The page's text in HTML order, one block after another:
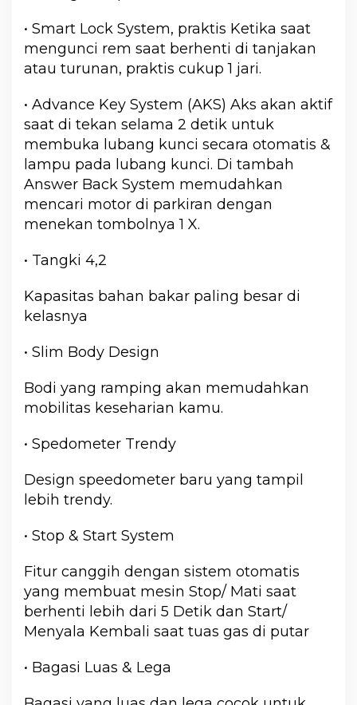
• Smart Lock System, praktis Ketika saat
mengunci rem saat berhenti di tanjakan
atau turunan, praktis cukup 1 jari.
• Advance Key System (AKS) Aks akan aktif
saat di tekan selama 2 detik untuk
membuka lubang kunci secara otomatis &
lampu pada lubang kunci. Di tambah
Answer Back System memudahkan
mencari motor di parkiran dengan
menekan tombolnya 1 X.
• Tangki 4,2
Kapasitas bahan bakar paling besar di
kelasnya
• Slim Body Design
Bodi yang ramping akan memudahkan
mobilitas keseharian kamu.
• Spedometer Trendy
Design speedometer baru yang tampil
lebih trendy.
• Stop & Start System
Fitur canggih dengan sistem otomatis
yang membuat mesin Stop/ Mati saat
berhenti lebih dari 5 Detik dan Start/
Menyala Kembali saat tuas gas di putar
• Bagasi Luas & Lega